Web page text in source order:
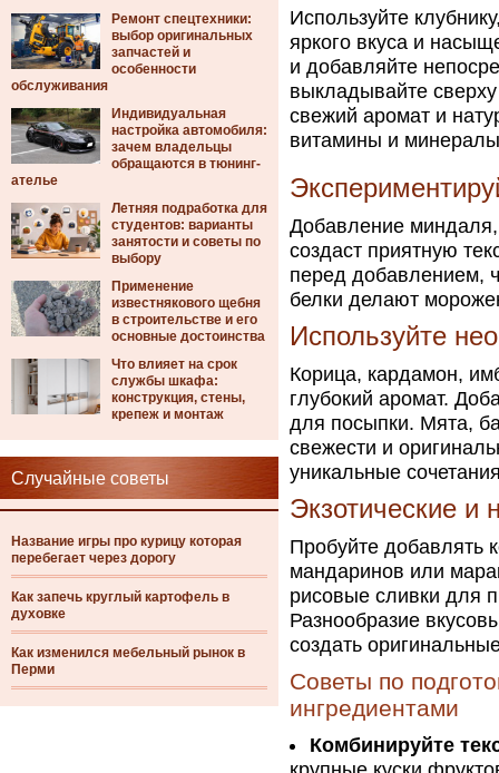
Ремонт спецтехники:
выбор оригинальных
запчастей и
особенности
обслуживания
Индивидуальная
настройка автомобиля:
зачем владельцы
обращаются в тюнинг-
ателье
Летняя подработка для
студентов: варианты
занятости и советы по
выбору
Применение
известнякового щебня
в строительстве и его
основные достоинства
Что влияет на срок
службы шкафа:
конструкция, стены,
крепеж и монтаж
Случайные советы
Название игры про курицу которая
перебегает через дорогу
Как запечь круглый картофель в
духовке
Как изменился мебельный рынок в
Перми
Используйте
яркого вкуса и
и добавляйте
выкладывайте
свежий аромат и
витамины и
Добавление
создаст приятную
перед добавлением,
белки делают
Используйте
Корица, кардамон,
глубокий аромат.
для посыпки. Мята,
свежести и
уникальные
Экзотические и
Пробуйте добавлять
мандаринов или
рисовые сливки для
Разнообразие
создать
Советы по
ингредиентами
Комбинируйте